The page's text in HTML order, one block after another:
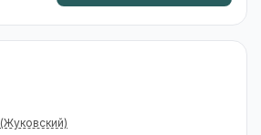
(Жуковский)